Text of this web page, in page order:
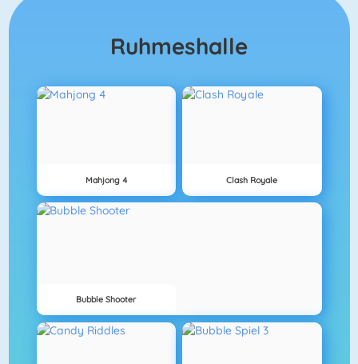
Ruhmeshalle
Mahjong 4 Clash Royale
Bubble Shooter